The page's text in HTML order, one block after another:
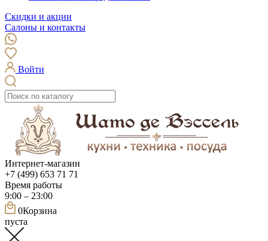
Скидки и акции
Салоны и контакты
Войти
Интернет-магазин
+7 (499) 653 71 71
Время работы
9:00 – 23:00
0Корзина
пуста